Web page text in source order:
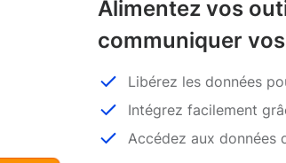
Alimentez vos
communiquer
Libérez les données
Intégrez facilement
Accédez aux données